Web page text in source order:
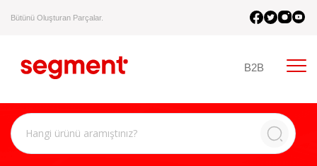
Bütünü Oluşturan Parçalar.
B2B